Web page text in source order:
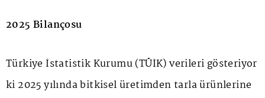
2025 Bilançosu
Türkiye İstatistik Kurumu (TÜİK) verileri gösteriyor
ki 2025 yılında bitkisel üretimden tarla ürünlerine